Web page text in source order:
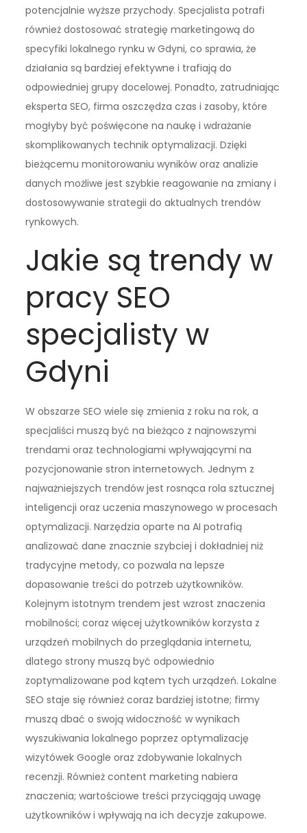
potencjalnie wyższe przychody. Specjalista potrafi
również dostosować strategię marketingową do
specyfiki lokalnego rynku w Gdyni, co sprawia, że
działania są bardziej efektywne i trafiają do
odpowiedniej grupy docelowej. Ponadto, zatrudniając
eksperta SEO, firma oszczędza czas i zasoby, które
mogłyby być poświęcone na naukę i wdrażanie
skomplikowanych technik optymalizacji. Dzięki
bieżącemu monitorowaniu wyników oraz analizie
danych możliwe jest szybkie reagowanie na zmiany i
dostosowywanie strategii do aktualnych trendów
rynkowych.
Jakie są trendy w
pracy SEO
specjalisty w
Gdyni
W obszarze SEO wiele się zmienia z roku na rok, a
specjaliści muszą być na bieżąco z najnowszymi
trendami oraz technologiami wpływającymi na
pozycjonowanie stron internetowych. Jednym z
najważniejszych trendów jest rosnąca rola sztucznej
inteligencji oraz uczenia maszynowego w procesach
optymalizacji. Narzędzia oparte na AI potrafią
analizować dane znacznie szybciej i dokładniej niż
tradycyjne metody, co pozwala na lepsze
dopasowanie treści do potrzeb użytkowników.
Kolejnym istotnym trendem jest wzrost znaczenia
mobilności; coraz więcej użytkowników korzysta z
urządzeń mobilnych do przeglądania internetu,
dlatego strony muszą być odpowiednio
zoptymalizowane pod kątem tych urządzeń. Lokalne
SEO staje się również coraz bardziej istotne; firmy
muszą dbać o swoją widoczność w wynikach
wyszukiwania lokalnego poprzez optymalizację
wizytówek Google oraz zdobywanie lokalnych
recenzji. Również content marketing nabiera
znaczenia; wartościowe treści przyciągają uwagę
użytkowników i wpływają na ich decyzje zakupowe.